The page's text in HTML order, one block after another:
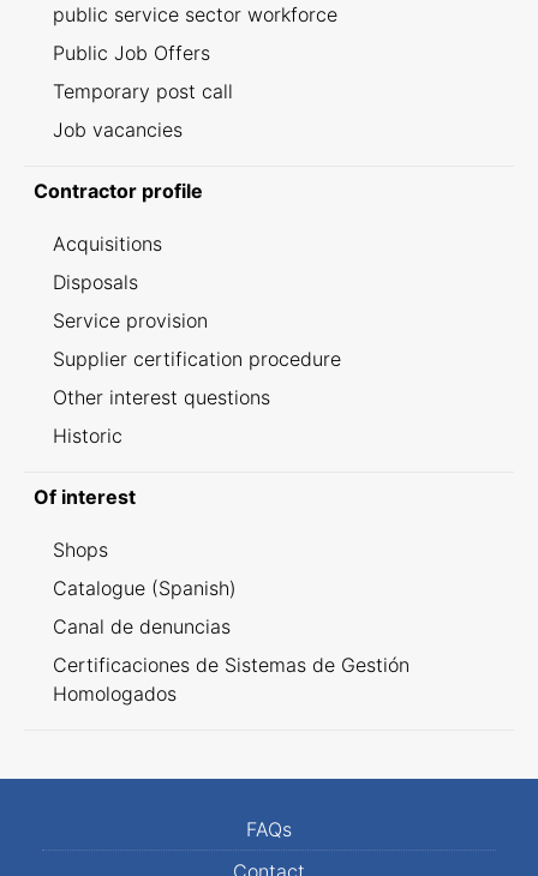
public service sector workforce
Public Job Offers
Temporary post call
Job vacancies
Contractor profile
Acquisitions
Disposals
Service provision
Supplier certification procedure
Other interest questions
Historic
Of interest
Shops
Catalogue (Spanish)
Canal de denuncias
Certificaciones de Sistemas de Gestión
Homologados
FAQs
Contact